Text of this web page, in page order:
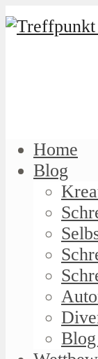
Home
Blog